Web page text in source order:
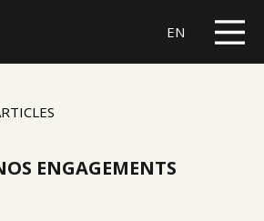
EN
ENGAGEMENTS